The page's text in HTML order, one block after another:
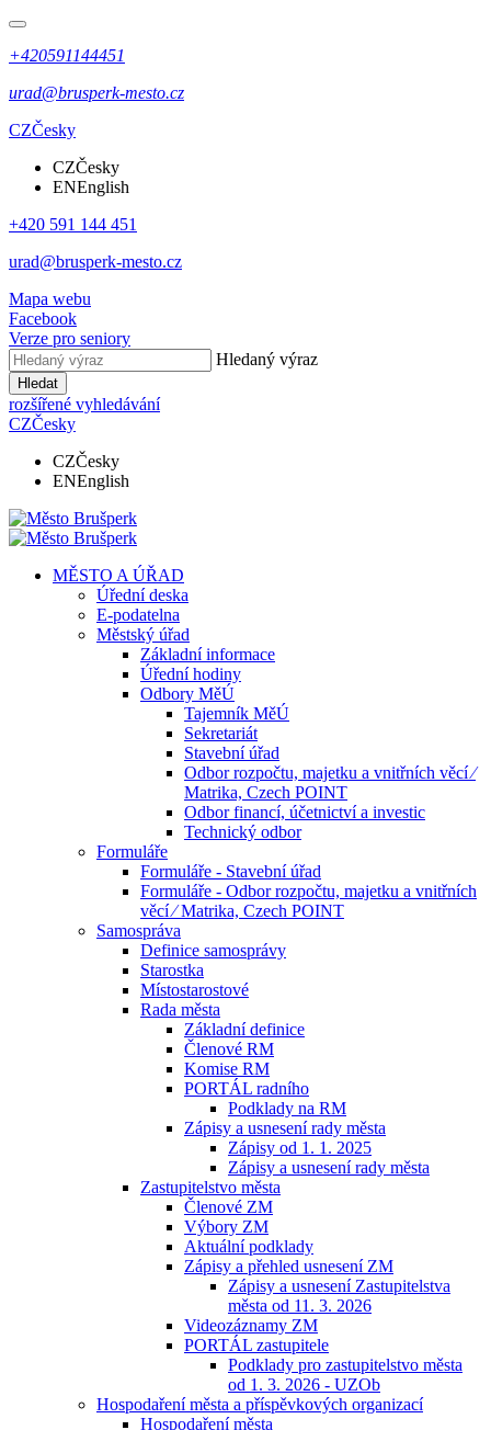
+420591144451
urad@brusperk-mesto.cz
CZČesky
CZČesky
ENEnglish
+420 591 144 451
urad@brusperk-mesto.cz
Mapa webu
Facebook
Verze pro seniory
Hledaný výraz
Hledat
rozšířené vyhledávání
CZČesky
CZČesky
ENEnglish
MĚSTO A ÚŘAD
Úřední deska
E-podatelna
Městský úřad
Základní informace
Úřední hodiny
Odbory MěÚ
Tajemník MěÚ
Sekretariát
Stavební úřad
Odbor rozpočtu, majetku a vnitřních věcí ⁄
Matrika, Czech POINT
Odbor financí, účetnictví a investic
Technický odbor
Formuláře
Formuláře - Stavební úřad
Formuláře - Odbor rozpočtu, majetku a vnitřních
věcí ⁄ Matrika, Czech POINT
Samospráva
Definice samosprávy
Starostka
Místostarostové
Rada města
Základní definice
Členové RM
Komise RM
PORTÁL radního
Podklady na RM
Zápisy a usnesení rady města
Zápisy od 1. 1. 2025
Zápisy a usnesení rady města
Zastupitelstvo města
Členové ZM
Výbory ZM
Aktuální podklady
Zápisy a přehled usnesení ZM
Zápisy a usnesení Zastupitelstva
města od 11. 3. 2026
Videozáznamy ZM
PORTÁL zastupitele
Podklady pro zastupitelstvo města
od 1. 3. 2026 - UZOb
Hospodaření města a příspěvkových organizací
Hospodaření města